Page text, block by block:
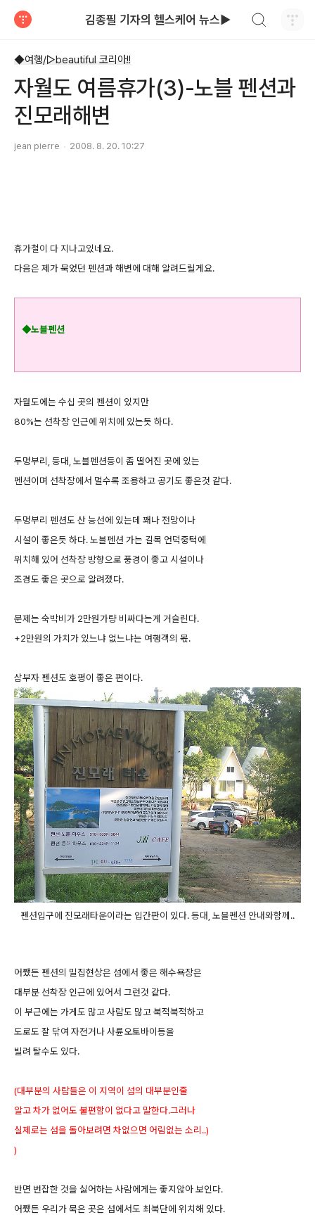
김종필 기자의 헬스케어 뉴스▶
◆여행/▷beautiful 코리아!!
자월도 여름휴가(3)-노블 펜션과
진모래해변
jean pierre 2008. 8. 20. 10:27
휴가철이 다 지나고있네요.
다음은 제가 묵었던 펜션과 해변에 대해 알려드릴게요.
◆노블펜션
자월도에는 수십 곳의 펜션이 있지만
80%는 선착장 인근에 위치에 있는듯 하다.
두멍부리, 등대, 노블펜션등이 좀 떨어진 곳에 있는
펜션이며 선착장에서 멀수록 조용하고 공기도 좋은것 같다.
두멍부리 펜션도 산 능선에 있는데 꽤나 전망이나
시설이 좋은듯 하다. 노블펜션 가는 길목 언덕중턱에
위치해 있어 선착장 방향으로 풍경이 좋고 시설이나
조경도 좋은 곳으로 알려졌다.
문제는 숙박비가 2만원가량 비싸다는게 거슬린다.
+2만원의 가치가 있느냐 없느냐는 여행객의 몫.
삼부자 펜션도 호평이 좋은 편이다.
펜션입구에 진모래타운이라는 입간판이 있다. 등대, 노블펜션 안내와함께..
어쨌든 펜션의 밀집현상은 섬에서 좋은 해수욕장은
대부분 선착장 인근에 있어서 그런것 같다.
이 부근에는 가게도 많고 사람도 많고 북적북적하고
도로도 잘 닦여 자전거나 사륜오토바이등을
빌려 탈수도 있다.
(대부분의 사람들은 이 지역이 섬의 대부분인줄
알고 차가 없어도 불편함이 없다고 말한다.그러나
실제로는 섬을 돌아보려면 차없으면 어림없는 소리..)
)
반면 번잡한 것을 싫어하는 사람에게는 좋지않아 보인다.
어쨌든 우리가 묵은 곳은 섬에서도 최북단에 위치해 있다.